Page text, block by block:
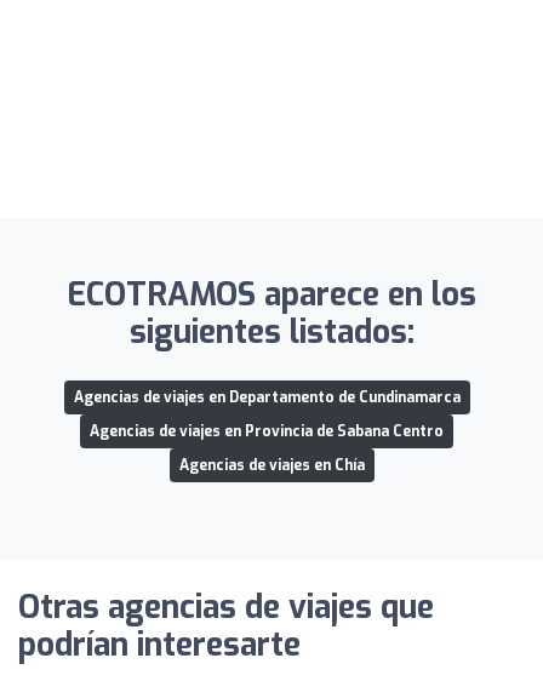
ECOTRAMOS aparece en los
siguientes listados:
Agencias de viajes en Departamento de Cundinamarca
Agencias de viajes en Provincia de Sabana Centro
Agencias de viajes en Chía
Otras agencias de viajes que
podrían interesarte